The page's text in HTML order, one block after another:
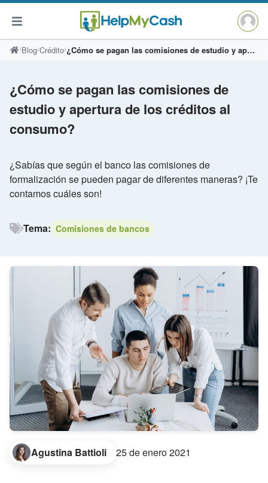
SaltarBlog Crédito ¿Cómo se pagan las comisiones de estudio y apertura de los créditos al consumo?
¿Cómo se pagan las comisiones de
estudio y apertura de los créditos al
consumo?
¿Sabías que según el banco las comisiones de
formalización se pueden pagar de diferentes maneras? ¡Te
contamos cuáles son!
Tema: Comisiones de bancos
Agustina Battioli 25 de enero 2021